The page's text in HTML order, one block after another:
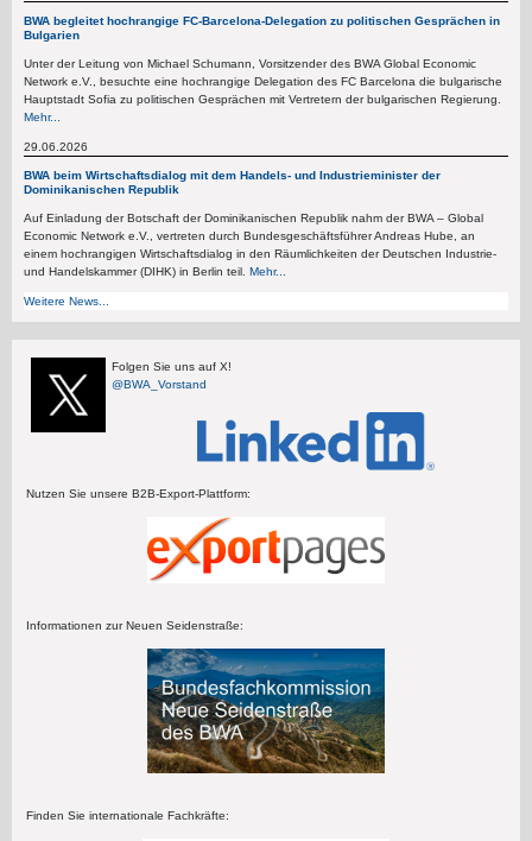
BWA begleitet hochrangige FC-Barcelona-Delegation zu politischen Gesprächen in
Bulgarien
Unter der Leitung von Michael Schumann, Vorsitzender des BWA Global Economic
Network e.V., besuchte eine hochrangige Delegation des FC Barcelona die bulgarische
Hauptstadt Sofia zu politischen Gesprächen mit Vertretern der bulgarischen Regierung.
Mehr...
29.06.2026
BWA beim Wirtschaftsdialog mit dem Handels- und Industrieminister der
Dominikanischen Republik
Auf Einladung der Botschaft der Dominikanischen Republik nahm der BWA – Global
Economic Network e.V., vertreten durch Bundesgeschäftsführer Andreas Hube, an
einem hochrangigen Wirtschaftsdialog in den Räumlichkeiten der Deutschen Industrie-
und Handelskammer (DIHK) in Berlin teil. Mehr...
Weitere News...
Folgen Sie uns auf X!
@BWA_Vorstand
Nutzen Sie unsere B2B-Export-Plattform:
Informationen zur Neuen Seidenstraße:
Finden Sie internationale Fachkräfte: